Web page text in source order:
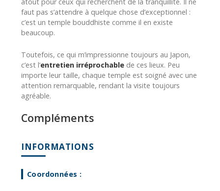
faut pas s’attendre à quelque chose d’exceptionnel :
c’est un temple bouddhiste comme il en existe
beaucoup.
Toutefois, ce qui m’impressionne toujours au Japon,
c’est l’entretien irréprochable de ces lieux. Peu
importe leur taille, chaque temple est soigné avec une
attention remarquable, rendant la visite toujours
agréable.
Compléments
INFORMATIONS
Coordonnées :